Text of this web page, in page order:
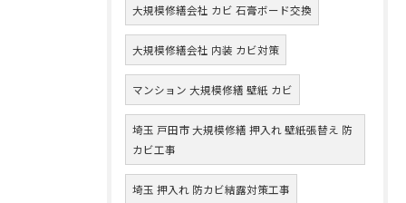
大規模修繕会社 カビ 石膏ボード交換
大規模修繕会社 内装 カビ対策
マンション 大規模修繕 壁紙 カビ
埼玉 戸田市 大規模修繕 押入れ 壁紙張替え 防
カビ工事
埼玉 押入れ 防カビ結露対策工事